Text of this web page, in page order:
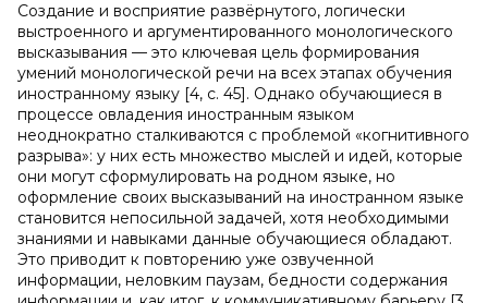
Создание и восприятие развёрнутого, логически
выстроенного и аргументированного монологического
высказывания — это ключевая цель формирования
умений монологической речи на всех этапах обучения
иностранному языку [4, с. 45]. Однако обучающиеся в
процессе овладения иностранным языком
неоднократно сталкиваются с проблемой «когнитивного
разрыва»: у них есть множество мыслей и идей, которые
они могут сформулировать на родном языке, но
оформление своих высказываний на иностранном языке
становится непосильной задачей, хотя необходимыми
знаниями и навыками данные обучающиеся обладают.
Это приводит к повторению уже озвученной
информации, неловким паузам, бедности содержания